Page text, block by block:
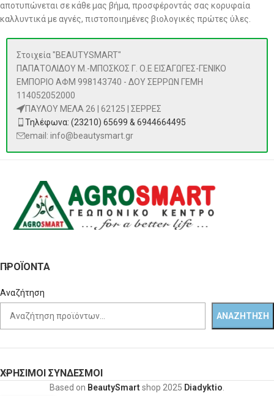
αποτυπώνεται σε κάθε μας βήμα, προσφέροντάς σας κορυφαία
καλλυντικά με αγνές, πιστοποιημένες βιολογικές πρώτες ύλες.
Στοιχεία "BEAUTYSMART"
ΠΑΠΑΤΟΛΙΔΟΥ Μ.-ΜΠΟΣΚΟΣ Γ. Ο.Ε ΕΙΣΑΓΩΓΕΣ-ΓΕΝΙΚΟ
ΕΜΠΟΡΙΟ ΑΦΜ 998143740 - ΔΟΥ ΣΕΡΡΩΝ ΓΕΜΗ
114052052000
ΠΑΥΛΟΥ ΜΕΛΑ 26 | 62125 | ΣΕΡΡΕΣ
Τηλέφωνα: (23210) 65699 & 6944664495
email: info@beautysmart.gr
ΠΡΟΪΌΝΤΑ
Αναζήτηση
ΑΝΑΖΉΤΗΣΗ
ΧΡΗΣΙΜΟΙ ΣΥΝΔΕΣΜΟΙ
Based on BeautySmart shop 2025 Diadyktio